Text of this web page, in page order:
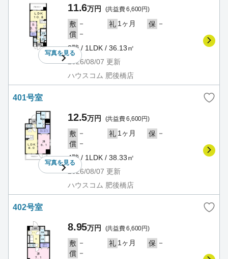
写真を見る
11.6万円 (共益費 6,600円)
敷 － 礼 1ヶ月 保 －
償 －
3階 / 1LDK / 36.13㎡
2026/08/07 更新
ハウスコム 肥後橋店
401号室
写真を見る
12.5万円 (共益費 6,600円)
敷 － 礼 1ヶ月 保 －
償 －
4階 / 1LDK / 38.33㎡
2026/08/07 更新
ハウスコム 肥後橋店
402号室
8.95万円 (共益費 6,600円)
敷 － 礼 1ヶ月 保 －
償 －